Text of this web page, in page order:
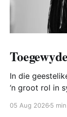
In die
‘n groot rol in
die Bose dit?
05 Aug 2026 5